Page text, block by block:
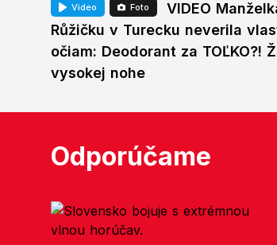
Video Foto
VIDEO
Růžičku v Turecku neverila
očiam: Deodorant za TOĽKO?!
vysokej nohe
Odporúčame